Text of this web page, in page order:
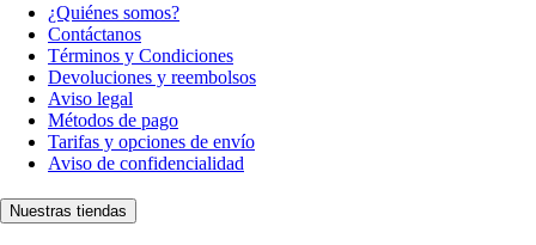
¿Quiénes somos?
Contáctanos
Términos y Condiciones
Devoluciones y reembolsos
Aviso legal
Métodos de pago
Tarifas y opciones de envío
Aviso de confidencialidad
Nuestras tiendas